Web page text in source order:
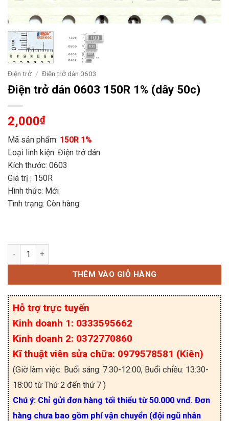
Điện trở / Điện trở dán 0603
Điện trở dán 0603 150R 1% (dây 50c)
2,000₫
Mã sản phẩm: 150R 1%
Loại linh kiện: Điện trở dán
Kích thước: 0603
Giá trị : 150R
Hình thức: Mới
Tình trạng: Còn hàng
Điện trở dán 0603 150R 1% (dây 50c) số lượng
THÊM VÀO GIỎ HÀNG
Hỗ trợ trực tuyến
Kinh doanh 1: 0333595662
Kinh doanh 2: 0372770860
Kĩ thuật viên sửa chữa: 0979578581 (Kiên)
(Giờ làm việc: Buổi sáng: 7:30-12:00, Buổi chiều: 13:30-
18:00 từ Thứ 2 đến thứ 7 )
Chú ý: Chỉ gửi đơn hàng tối thiểu từ 50.000 vnđ. Đơn
hàng chưa bao gồm phí vận chuyển (đội ngũ nhân